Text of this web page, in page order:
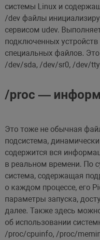
системы Linux и
/dev файлы
сервисом udev.
подключенных
специальных файлов. Это
/dev/sda, /dev/sr0, /dev/
/proc —
Это тоже не обычная
подсистема,
содержится вся
в реальном времени. По
система, содержащая
о каждом процессе, его
параметры запуска,
далее. Также здесь
об использовании
/proc/cpuinfo, /proc/